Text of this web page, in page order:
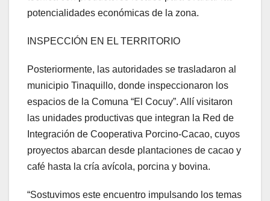
potencialidades económicas de la zona.
INSPECCIÓN EN EL TERRITORIO
Posteriormente, las autoridades se trasladaron al
municipio Tinaquillo, donde inspeccionaron los
espacios de la Comuna “El Cocuy”. Allí visitaron
las unidades productivas que integran la Red de
Integración de Cooperativa Porcino-Cacao, cuyos
proyectos abarcan desde plantaciones de cacao y
café hasta la cría avícola, porcina y bovina.
“Sostuvimos este encuentro impulsando los temas